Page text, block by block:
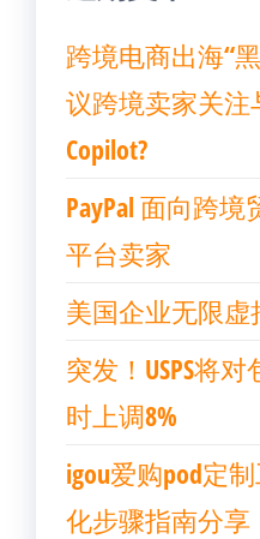
跨境电商出海“
议跨境卖家关注
Copilot?
PayPal 面向跨境
平台卖家
美国企业无限
突发！USPS将
时上调8%
igou爱购pod定
化步骤指南分享